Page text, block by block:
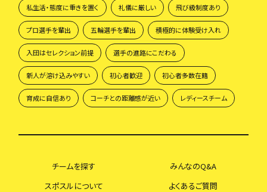
私生活・態度に重きを置く 礼儀に厳しい 飛び級制度あり
プロ選手を輩出 五輪選手を輩出 積極的に体験受け入れ
入団はセレクション前提 選手の進路にこだわる
新人が溶け込みやすい 初心者歓迎 初心者多数在籍
育成に自信あり コーチとの距離感が近い レディースチーム
チームを探す
みんなのQ&A
スポスルについて
よくあるご質問